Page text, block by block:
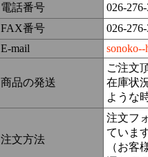
電話番号
026-
FAX番号
026-
E-mail
sonoko--
商品の発送
ご注文
在庫状
ような
注文方法
注文フ
ていま
（お客